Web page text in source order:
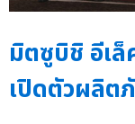
มิตซูบิชิ อีเ
เปิดตัวผลิ